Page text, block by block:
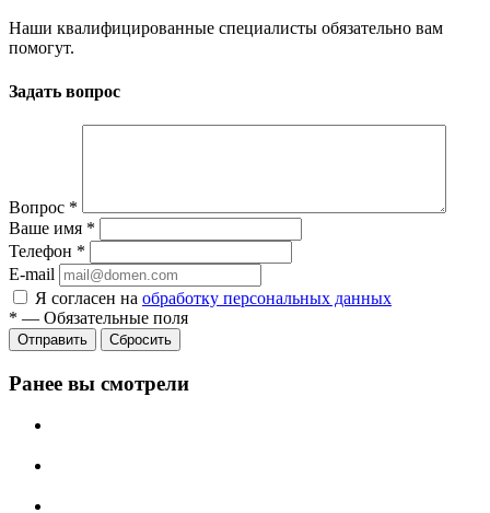
Наши квалифицированные специалисты обязательно вам
помогут.
Задать вопрос
Вопрос *
Ваше имя *
Телефон *
E-mail
Я согласен на обработку персональных данных
* — Обязательные поля
Сбросить
Ранее вы смотрели